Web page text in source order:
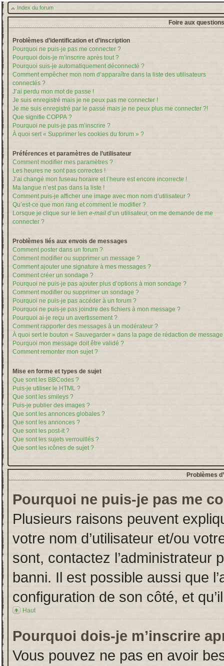
Index du forum
Foire aux
Problèmes d’identification et d’inscription
Pourquoi ne puis-je pas me connecter ?
Pourquoi dois-je m’inscrire après tout ?
Pourquoi suis-je automatiquement déconnecté ?
Comment empêcher mon nom d’apparaître dans la liste des utilisateurs
connectés ?
J’ai perdu mon mot de passe !
Je suis enregistré mais je ne peux pas me connecter !
Je me suis enregistré par le passé mais je ne peux plus me connecter ?!
Que signifie COPPA ?
Pourquoi ne puis-je pas m’inscrire ?
À quoi sert « Supprimer les cookies du forum » ?
Préférences et paramètres de l’utilisateur
Comment modifier mes paramètres ?
Les heures ne sont pas correctes !
J’ai changé mon fuseau horaire et l’heure est encore incorrecte !
Ma langue n’est pas dans la liste !
Comment puis-je afficher une image avec mon nom d’utilisateur ?
Qu’est-ce que mon rang et comment le modifier ?
Lorsque je clique sur le lien e-mail d’un utilisateur, on me demande de me
connecter ?
Problèmes liés aux envois de messages
Comment poster dans un forum ?
Comment modifier ou supprimer un message ?
Comment ajouter une signature à mes messages ?
Comment créer un sondage ?
Pourquoi ne puis-je pas ajouter plus d’options à mon sondage ?
Comment modifier ou supprimer un sondage ?
Pourquoi ne puis-je pas accéder à un forum ?
Pourquoi ne puis-je pas joindre des fichiers à mon message ?
Pourquoi ai-je reçu un avertissement ?
Comment rapporter des messages à un modérateur ?
À quoi sert le bouton « Sauvegarder » dans la page de rédaction de message
Pourquoi mon message doit être validé ?
Comment remonter mon sujet ?
Mise en forme et types de sujet
Que sont les BBCodes ?
Puis-je utiliser le HTML ?
Que sont les smileys ?
Puis-je publier des images ?
Que sont les annonces globales ?
Que sont les annonces ?
Que sont les post-it ?
Que sont les sujets verrouillés ?
Que sont les icônes de sujet ?
Problèmes
Pourquoi ne puis-je pas me
Plusieurs raisons peuvent
votre nom d’utilisateur et/ou
sont, contactez l’administrateur
banni. Il est possible aussi que
configuration de son côté, et
Haut
Pourquoi dois-je m’inscrire
Vous pouvez ne pas en avoir